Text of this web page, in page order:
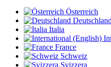
Österreich
Deutschland
Italia
France
Schweiz
Svizzera